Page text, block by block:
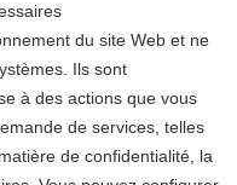
du site Web et ne
Ils sont
à des actions que vous
de services, telles
de confidentialité, la